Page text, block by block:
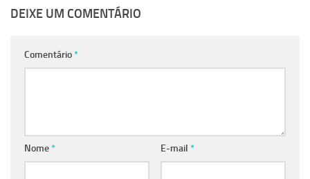
DEIXE UM COMENTÁRIO
Comentário*
Nome* E-mail *